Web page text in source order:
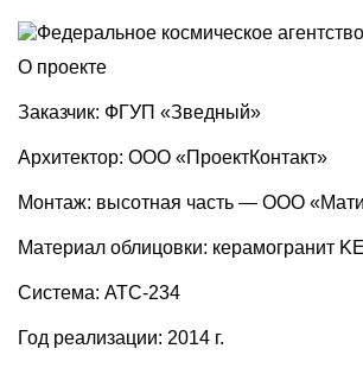
О проекте
Заказчик: ФГУП «Зведный»
Архитектор: ООО «ПроектКонтакт»
Монтаж: высотная часть — ООО
Материал облицовки: керамогранит
Система: АТС-234
Год реализации: 2014 г.